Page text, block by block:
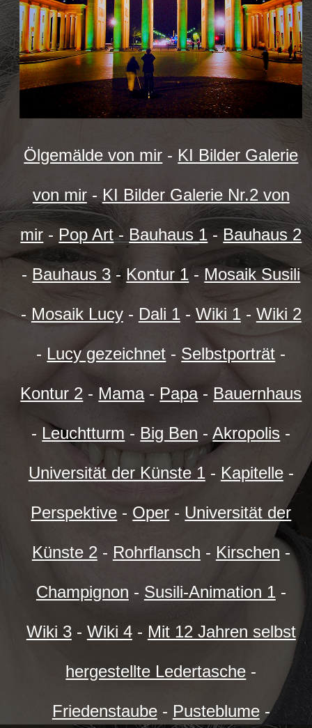
Ölgemälde von mir - KI Bilder Galerie
von mir- KI Bilder Galerie Nr.2 von
mir - Pop Art- Bauhaus 1 - Bauhaus 2
- Bauhaus 3 - Kontur 1 - Mosaik Susili
- Mosaik Lucy- Dali 1- Wiki 1- Wiki 2
- Lucy gezeichnet - Selbstporträt -
Kontur 2 - Mama- Papa- Bauernhaus
- Leuchtturm - Big Ben -Akropolis -
Universität der Künste 1- Kapitelle-
Perspektive - Oper - Universität der
Künste 2- Rohrflansch - Kirschen -
Champignon - Susili-Animation 1-
Wiki 3- Wiki 4- Mit 12 Jahren selbst
hergestellte Ledertasche -
Friedenstaube- Pusteblume-